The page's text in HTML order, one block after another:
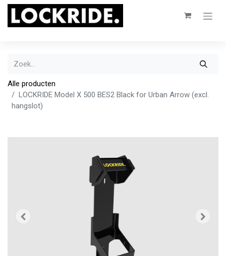
Alle producten
LOCKRIDE Model X 500 BES2 Black for Urban Arrow (excl.
hangslot)